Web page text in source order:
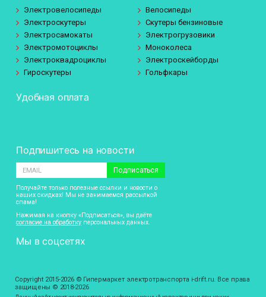
Электровелосипеды
Велосипеды
Электроскутеры
Скутеры бензиновые
Электросамокаты
Электрогрузовики
Электромотоциклы
Моноколеса
Электроквадроциклы
Электроскейборды
Гироскутеры
Гольфкары
Удобная оплата
Подпишитесь на новости
Подписаться
Получайте только полезные ссылки и новости о
наших скидках! Мы не занимаемся рассылкой
спама!
Нажимая на кнопку «Подписаться», вы даёте
согласие на обработку персональных данных.
Мы в соцсетях
Copyright 2015-2026 © Гипермаркет электротранспорта i-drift.ru. Все права
защищены © 2018-2026